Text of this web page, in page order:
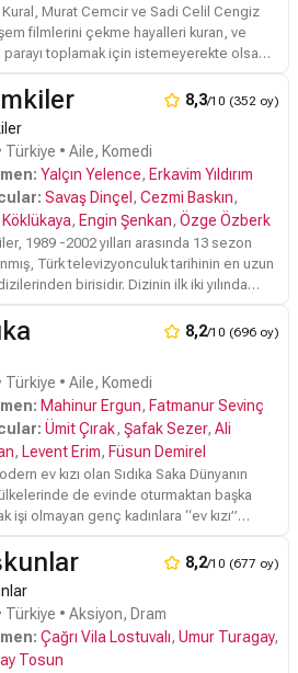
Murat Cemcir ve Sadi Celil Cengiz
filmlerini çekme hayalleri kuran, ve
parayı toplamak için istemeyerekte olsa
yapan üç aktördür. Ahmet, başrol
göz ardı edilmesinden şikayet
Murat, mesleğinin gereklerini yapmaya
, kendisini terketmiş olan eski
beraber çalışmanın zorluklarını
8,3/10 (352 oy)
Türkiye • Aile, Komedi
Yalçın Yelence, Erkavim Yıldırım
Savaş Dinçel , Cezmi Baskın,
Köklükaya, Engin Şenkan, Özge Özberk
1989 -2002 yılları arasında 13 sezon
Türk televizyonculuk tarihinin en uzun
birisidir. Dizinin ilk iki yılında
Cihat Tamer yer almıştır. Daha sonra
yerine bu role Engin Şenkan getirilmiştir.
eşi Nazan'ın (Ayşe Kökçü ) bir baltaya
ağabeyi Nazım rolündeki Yaman
zaman kardeşinin evine gelse Şükrü'den
8,2/10 (696 oy)
Türkiye • Aile, Komedi
Mahinur Ergun, Fatmanur Sevinç
Ümit Çırak, Şafak Sezer, Ali
, Levent Erim, Füsun Demirel
ev kızı olan Sıdıka Saka Dünyanın
de evinde oturmaktan başka
işi olmayan genç kadınlara “ev kızı”
giydiği ev terlikleri; terimlerle süslediği
hemen her yerini kaplayan ama yinede
sıfatıyla nitelendirilmekten kurtulamamış
birinde oturmaktadır. Telefon sapığı
adı da “Kenar” dır ayrıca. Sürekli
8,2/10 (677 oy)
Türkiye • Aksiyon, Dram
Çağrı Vila Lostuvalı, Umur Turagay,
Tosun